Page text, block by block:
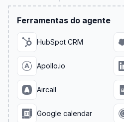
Ferramentas do agente
HubSpot CRM
Apollo.io
Aircall
Google calendar